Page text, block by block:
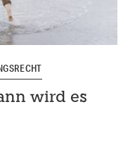
wird es